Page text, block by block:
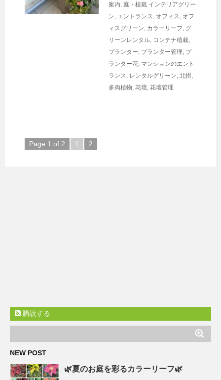
案内, 庭・植栽 インテリアグリー
ン, エントランス, オフィス, オフ
ィスグリーン, カラーリーフ, グ
リーンレンタル, コンテナ植栽,
プランター, プランター管理, プ
ランター花, マンションのエント
ランス, レンタルグリーン, 北摂,
多肉植物, 花壇, 花壇管理
Page 1 of 2 1 2
購読する
NEW POST
🌿夏のお庭を彩るカラーリーフ🌿